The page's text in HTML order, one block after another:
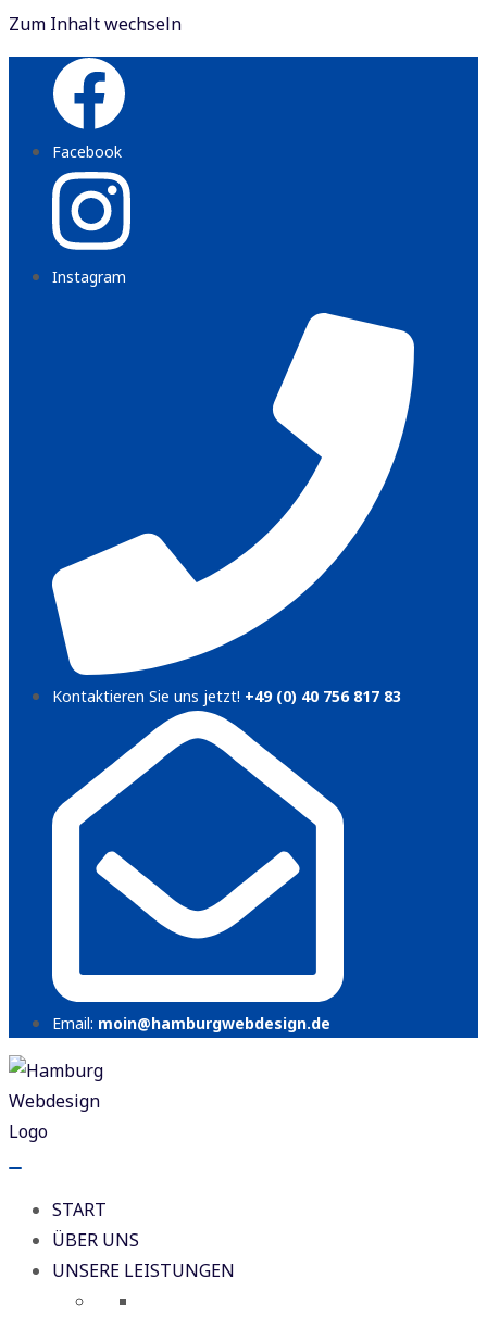
Zum Inhalt wechseln
Facebook
Instagram
Kontaktieren Sie uns jetzt! +49 (0) 40 756 817 83
Email: moin@hamburgwebdesign.de
START
ÜBER UNS
UNSERE LEISTUNGEN